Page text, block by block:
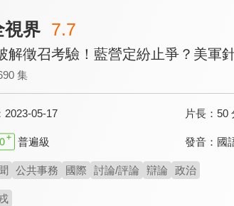
視界 7.7
解徵召考驗！藍營定紛止爭？美軍
集
2023-05-17 片長： 50
普遍級 發音： 國
公共事務 國際 討論/評論 辯論 政治